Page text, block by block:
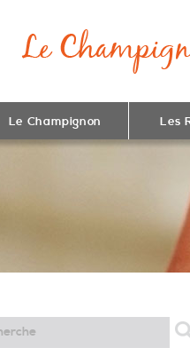
Les
Le Champignon